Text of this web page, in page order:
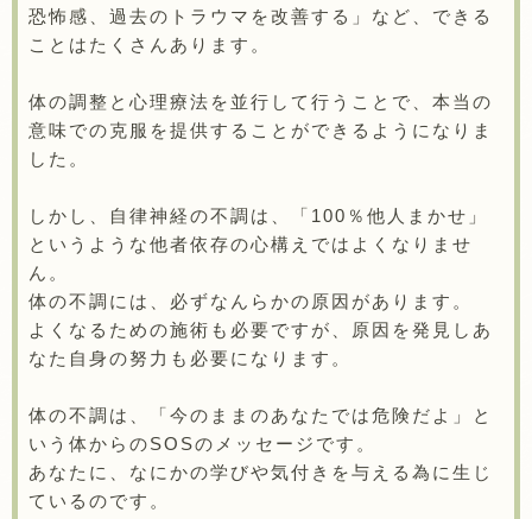
恐怖感、過去のトラウマを改善する」など、できる
ことはたくさんあります。
体の調整と心理療法を並行して行うことで、本当の
意味での克服を提供することができるようになりま
した。
しかし、自律神経の不調は、「100％他人まかせ」
というような他者依存の心構えではよくなりませ
ん。
体の不調には、必ずなんらかの原因があります。
よくなるための施術も必要ですが、原因を発見しあ
なた自身の努力も必要になります。
体の不調は、「今のままのあなたでは危険だよ」と
いう体からのSOSのメッセージです。
あなたに、なにかの学びや気付きを与える為に生じ
ているのです。